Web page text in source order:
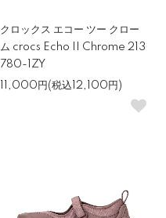
クロックス エコー ツー クロー
ム crocs Echo II Chrome 213
780-1ZY
11,000円(税込12,100円)